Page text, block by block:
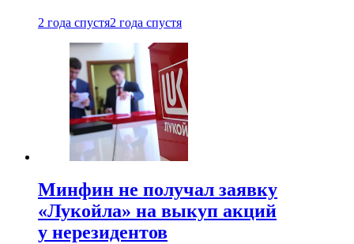
2 года спустя2 года спустя
Минфин не получал заявку
«Лукойла» на выкуп акций
у нерезидентов